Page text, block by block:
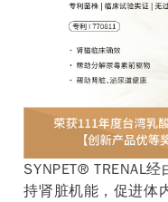
SYNPET® TRENAL
持肾脏机能，促进体